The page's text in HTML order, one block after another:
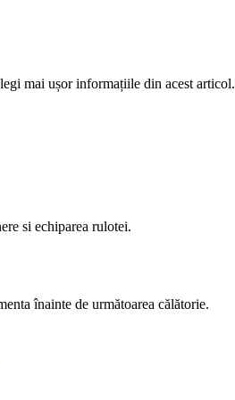
mai ușor informațiile din acest articol.
si echiparea rulotei.
înainte de următoarea călătorie.